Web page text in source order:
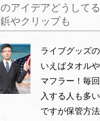
のアイデアどうして
鋲やクリップも
ライブグッズ
いえばタオル
マフラー！毎
入する人も多
ですが保管方